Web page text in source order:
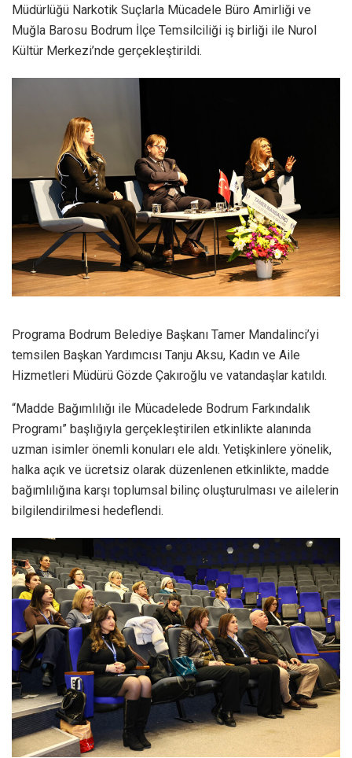
Müdürlüğü Narkotik Suçlarla Mücadele Büro Amirliği ve
Muğla Barosu Bodrum İlçe Temsilciliği iş birliği ile Nurol
Kültür Merkezi’nde gerçekleştirildi.
Programa Bodrum Belediye Başkanı Tamer Mandalinci’yi
temsilen Başkan Yardımcısı Tanju Aksu, Kadın ve Aile
Hizmetleri Müdürü Gözde Çakıroğlu ve vatandaşlar katıldı.
“Madde Bağımlılığı ile Mücadelede Bodrum Farkındalık
Programı” başlığıyla gerçekleştirilen etkinlikte alanında
uzman isimler önemli konuları ele aldı. Yetişkinlere yönelik,
halka açık ve ücretsiz olarak düzenlenen etkinlikte, madde
bağımlılığına karşı toplumsal bilinç oluşturulması ve ailelerin
bilgilendirilmesi hedeflendi.